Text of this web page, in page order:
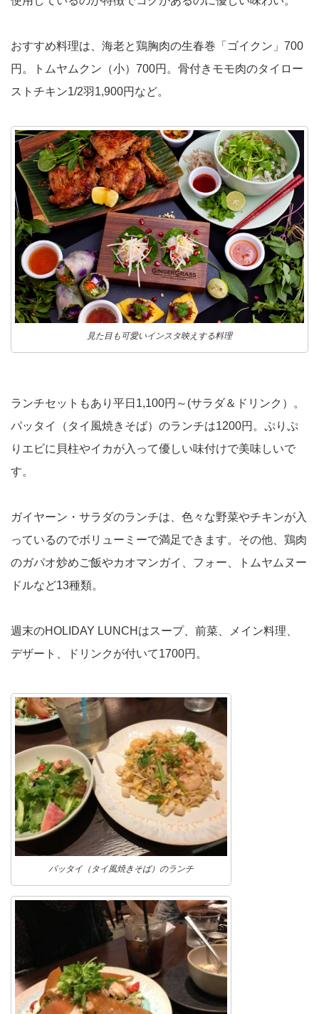
おすすめ料理は、海老と鶏胸肉の生春巻「ゴイクン」700
円。トムヤムクン（小）700円。骨付きモモ肉のタイロー
ストチキン1/2羽1,900円など。
見た目も可愛いインスタ映えする料理
ランチセットもあり平日1,100円～(サラダ＆ドリンク）。
パッタイ（タイ風焼きそば）のランチは1200円。ぷりぷ
りエビに貝柱やイカが入って優しい味付けで美味しいで
す。
ガイヤーン・サラダのランチは、色々な野菜やチキンが入
っているのでボリューミーで満足できます。その他、鶏肉
のガパオ炒めご飯やカオマンガイ、フォー、トムヤムヌー
ドルなど13種類。
週末のHOLIDAY LUNCHはスープ、前菜、メイン料理、
デザート、ドリンクが付いて1700円。
パッタイ（タイ風焼きそば）のランチ